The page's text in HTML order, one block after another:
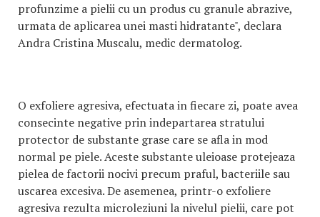
profunzime a pielii cu un produs cu granule abrazive,
urmata de aplicarea unei masti hidratante", declara
Andra Cristina Muscalu, medic dermatolog.
O exfoliere agresiva, efectuata in fiecare zi, poate avea
consecinte negative prin indepartarea stratului
protector de substante grase care se afla in mod
normal pe piele. Aceste substante uleioase protejeaza
pielea de factorii nocivi precum praful, bacteriile sau
uscarea excesiva. De asemenea, printr-o exfoliere
agresiva rezulta microleziuni la nivelul pielii, care pot